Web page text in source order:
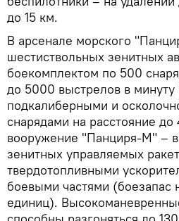
до 15 км.
В арсенале морского
шестиствольных зенитных
боекомплектом по 500
до 5000 выстрелов в
подкалиберными и
снарядами на расстояние
вооружение "Панциря-М" –
зенитных управляемых
твердотопливными
боевыми частями (боезапас
единиц).